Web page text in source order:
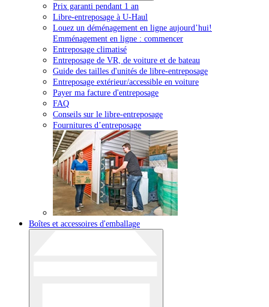
Prix garanti pendant 1 an
Libre-entreposage à U-Haul
Louez un déménagement en ligne aujourd’hui!
Emménagement en ligne : commencer
Entreposage climatisé
Entreposage de VR, de voiture et de bateau
Guide des tailles d'unités de libre-entreposage
Entreposage extérieur/accessible en voiture
Payer ma facture d'entreposage
FAQ
Conseils sur le libre-entreposage
Fournitures d’entreposage
Boîtes et accessoires d'emballage